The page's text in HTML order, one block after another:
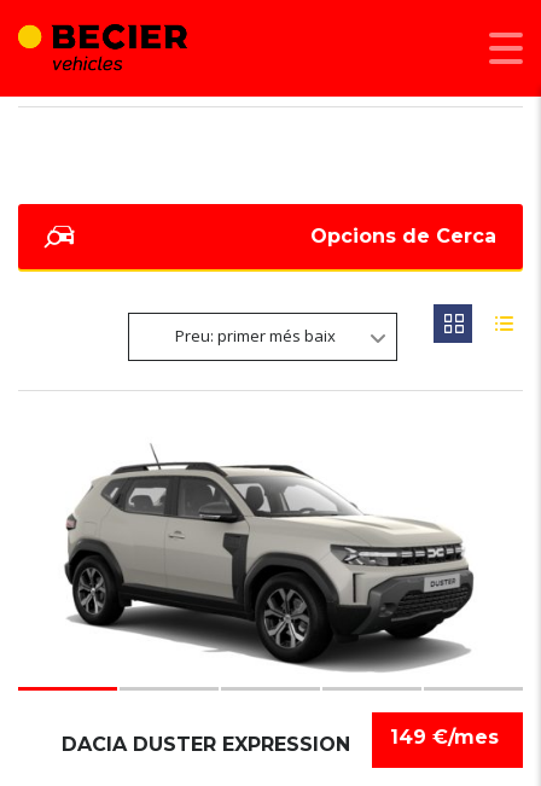
Opcions de Cerca
Preu: primer més baix
149 €/mes
DACIA DUSTER EXPRESSION